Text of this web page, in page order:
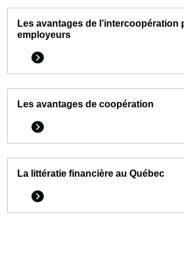
Les avantages de l’intercoopération
employeurs
Les avantages de coopération
La littératie financière au Québec